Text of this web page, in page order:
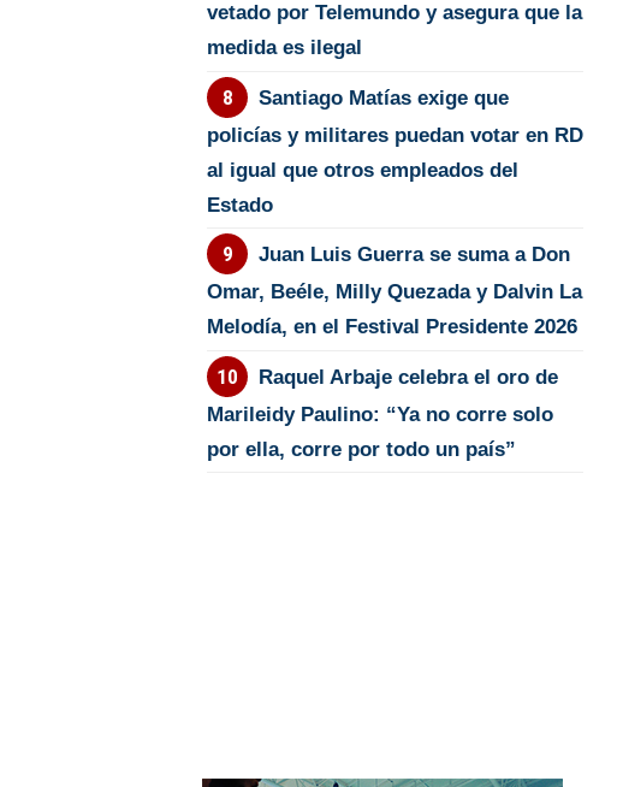
vetado por Telemundo y asegura que la
medida es ilegal
Santiago Matías exige que
policías y militares puedan votar en RD
al igual que otros empleados del
Estado
Juan Luis Guerra se suma a Don
Omar, Beéle, Milly Quezada y Dalvin La
Melodía, en el Festival Presidente 2026
Raquel Arbaje celebra el oro de
Marileidy Paulino: “Ya no corre solo
por ella, corre por todo un país”